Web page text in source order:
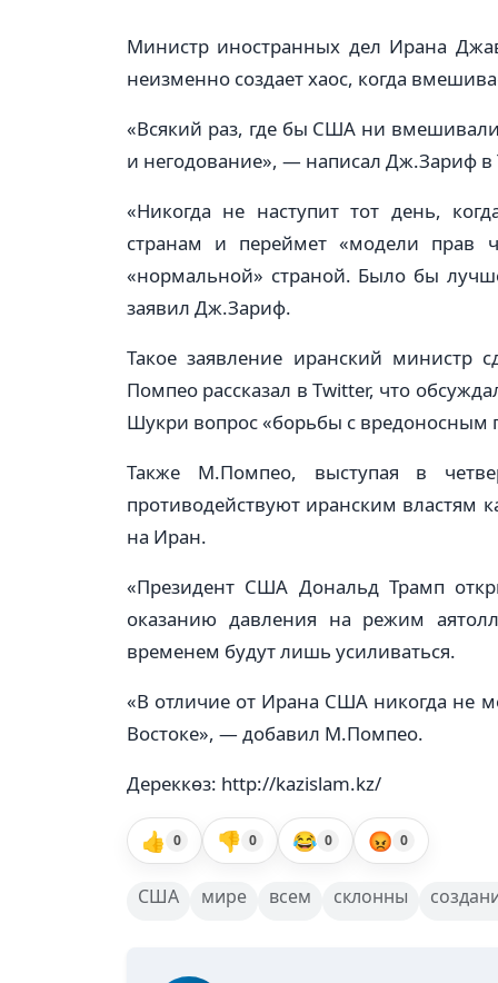
Министр иностранных дел Ирана
неизменно создает хаос, когда
«Всякий раз, где бы США ни
и негодование», — написал Дж.Зариф в
«Никогда не наступит тот день,
странам и переймет «модели прав
«нормальной» страной. Было бы
заявил Дж.Зариф.
Такое заявление иранский министр
Помпео рассказал в Twitter, что
Шукри вопрос «борьбы с вредоносным
Также М.Помпео, выступая в
противодействуют иранским
на Иран.
«Президент США Дональд Трамп
оказанию давления на режим
временем будут лишь усиливаться.
«В отличие от Ирана США никогда не
Востоке», — добавил М.Помпео.
Дереккөз: http://kazislam.kz/
👍 0 👎 0 😂 0 😡 0
США мире всем склонны